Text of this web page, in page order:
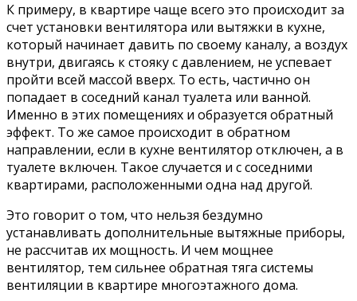
К примеру, в квартире чаще всего это происходит за
счет установки вентилятора или вытяжки в кухне,
который начинает давить по своему каналу, а воздух
внутри, двигаясь к стояку с давлением, не успевает
пройти всей массой вверх. То есть, частично он
попадает в соседний канал туалета или ванной.
Именно в этих помещениях и образуется обратный
эффект. То же самое происходит в обратном
направлении, если в кухне вентилятор отключен, а в
туалете включен. Такое случается и с соседними
квартирами, расположенными одна над другой.
Это говорит о том, что нельзя бездумно
устанавливать дополнительные вытяжные приборы,
не рассчитав их мощность. И чем мощнее
вентилятор, тем сильнее обратная тяга системы
вентиляции в квартире многоэтажного дома.